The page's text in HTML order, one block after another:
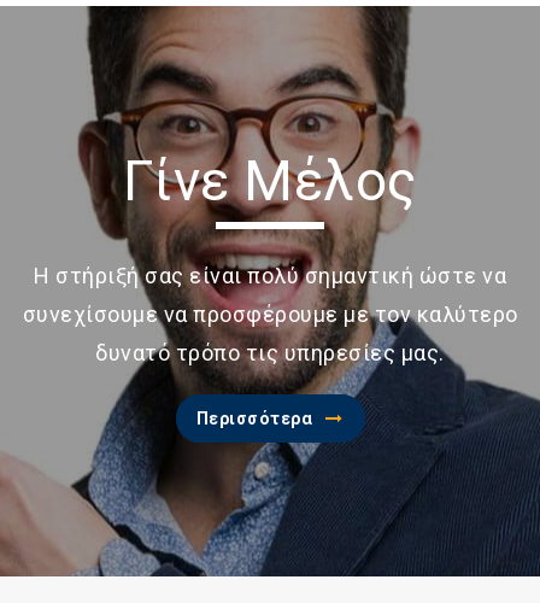
Γίνε Μέλος
Η στήριξή σας είναι πολύ σημαντική ώστε να
συνεχίσουμε να προσφέρουμε με τον καλύτερο
δυνατό τρόπο τις υπηρεσίες μας.
Περισσότερα